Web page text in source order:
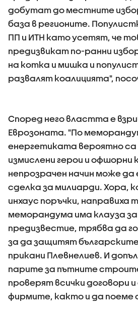
добутат до местните
база в регионите.
ПП и ИТН като усетят, че
предизвикат по-ранни
на котка и мишка и
развалят коалицията",
Според него властта е
Еврозоната. "По
енергетиката вероятно
измислени герои и офшорни
непрозрачен начин може да
сделка за милиарди. Хора,
инхаус поръчки, направиха
меморандума има клауза
предизвестие, трябва да
за да защитят
прикани Плевнелиев. И
парите за пътните
проверят всички договори
фирмите, както и да поеме